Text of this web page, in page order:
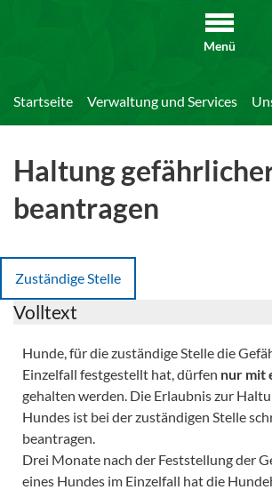
Menü
Startseite Verwaltung und Services
Haltung
beantragen
Zuständige Stelle
Volltext
Hunde, für die zuständige Stelle die
Einzelfall festgestellt hat, dürfen nur mit
gehalten werden. Die Erlaubnis zur
Hundes ist bei der zuständigen Stelle
beantragen.
Drei Monate nach der Feststellung der
eines Hundes im Einzelfall hat die